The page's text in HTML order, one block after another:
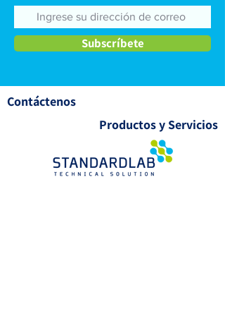
de impurezas
Subscríbete
Contáctenos
Productos y Servicios